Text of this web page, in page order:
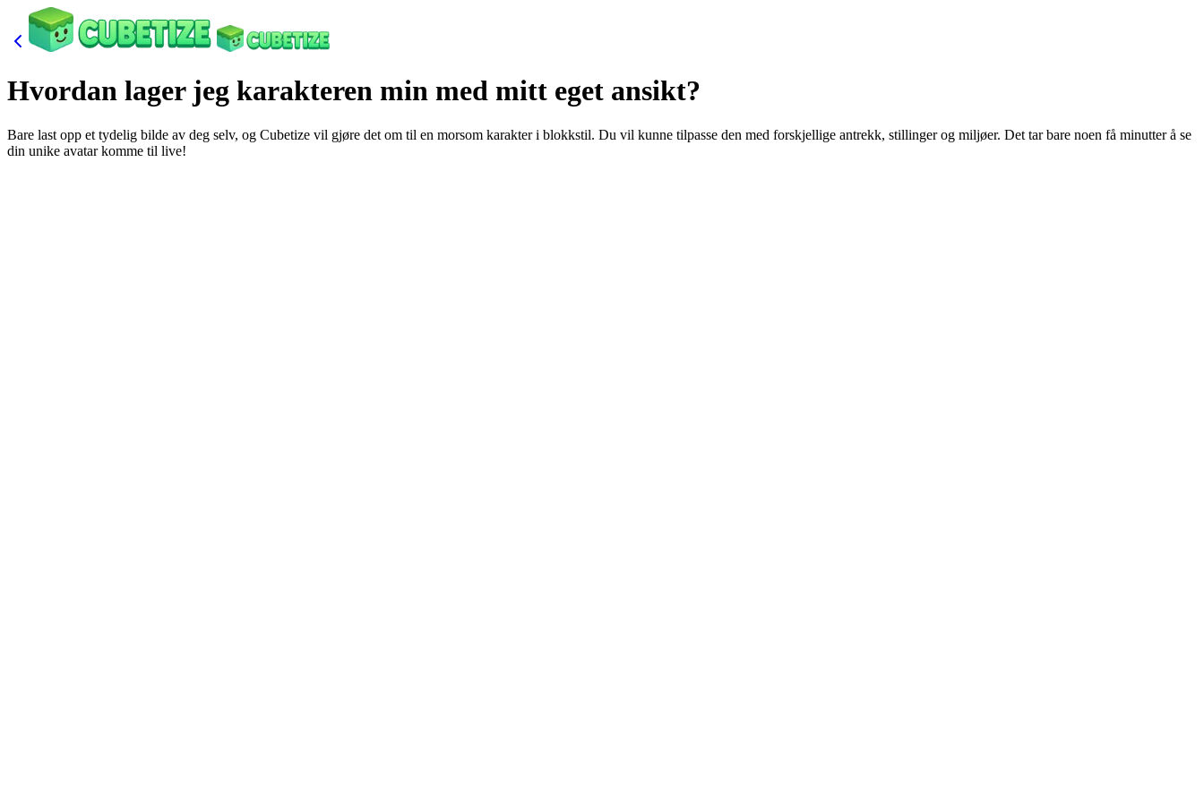
Hvordan lager jeg karakteren min med mitt eget ansikt?
Bare last opp et tydelig bilde av deg selv, og Cubetize vil gjøre det om til en morsom karakter i blokkstil. Du vil kunne tilpasse den med forskjellige antrekk, stillinger og miljøer. Det tar bare noen få minutter å se
din unike avatar komme til live!